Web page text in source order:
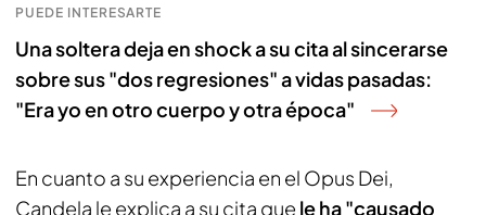
PUEDE INTERESARTE
Una soltera deja en shock a su cita al sincerarse
sobre sus "dos regresiones" a vidas pasadas:
"Era yo en otro cuerpo y otra época"
En cuanto a su experiencia en el Opus Dei,
Candela le explica a su cita que le ha "causado